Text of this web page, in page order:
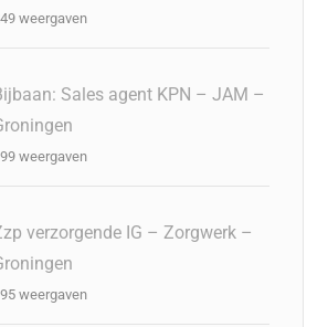
weergaven
Sales agent KPN – JAM –
weergaven
verzorgende IG – Zorgwerk –
weergaven